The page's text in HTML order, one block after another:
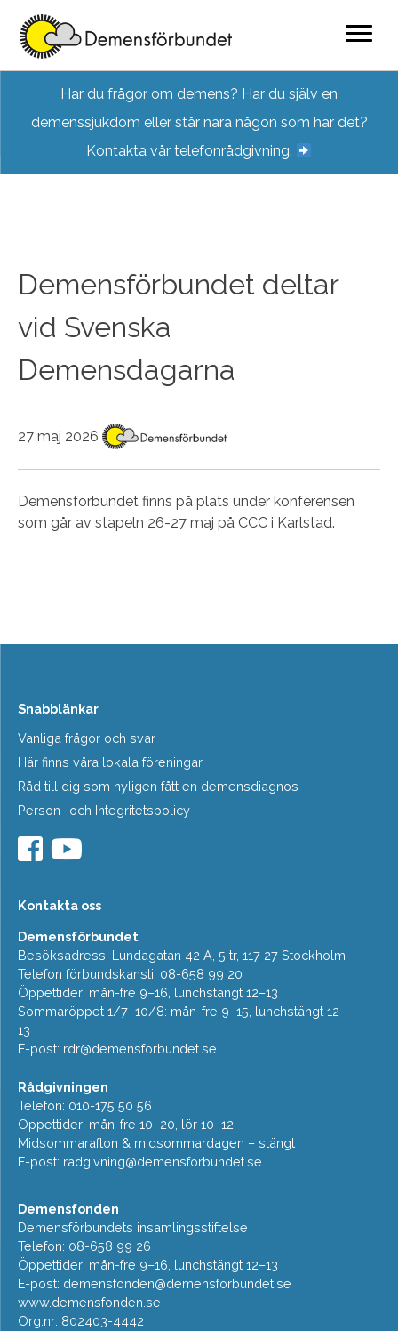
content
Har du frågor om demens? Har du själv en
demenssjukdom eller står nära någon som har det?
Kontakta vår telefonrådgivning.
Demensförbundet deltar
vid Svenska
Demensdagarna
27 maj 2026
Demensförbundet finns på plats under konferensen
som går av stapeln 26-27 maj på CCC i Karlstad.
Snabblänkar
Vanliga frågor och svar
Här finns våra lokala föreningar
Råd till dig som nyligen fått en demensdiagnos
Person- och Integritetspolicy
Kontakta oss
Demensförbundet
Besöksadress: Lundagatan 42 A, 5 tr, 117 27 Stockholm
Telefon förbundskansli: 08-658 99 20
Öppettider: mån-fre 9–16, lunchstängt 12–13
Sommaröppet 1/7–10/8: mån-fre 9–15, lunchstängt 12–
13
E-post: rdr@demensforbundet.se
Rådgivningen
Telefon: 010-175 50 56
Öppettider: mån-fre 10–20, lör 10–12
Midsommarafton & midsommardagen – stängt
E-post: radgivning@demensforbundet.se
Demensfonden
Demensförbundets insamlingsstiftelse
Telefon: 08-658 99 26
Öppettider: mån-fre 9–16, lunchstängt 12–13
E-post: demensfonden@demensforbundet.se
www.demensfonden.se
Org.nr: 802403-4442